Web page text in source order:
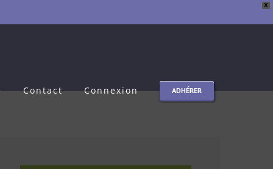
X
Contact Connexion ADHÉRER